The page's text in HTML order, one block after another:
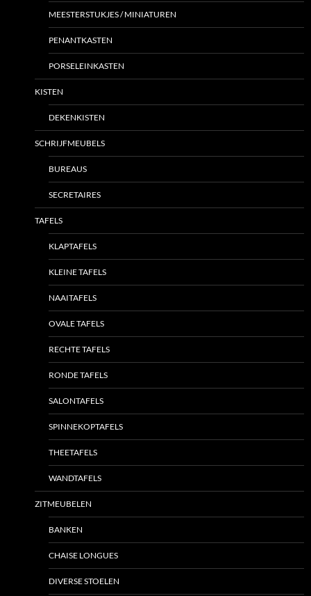
MEESTERSTUKJES / MINIATUREN
PENANTKASTEN
PORSELEINKASTEN
KISTEN
DEKENKISTEN
SCHRIJFMEUBELS
BUREAUS
SECRETAIRES
TAFELS
KLAPTAFELS
KLEINE TAFELS
NAAITAFELS
OVALE TAFELS
RECHTE TAFELS
RONDE TAFELS
SALONTAFELS
SPINNEKOPTAFELS
THEETAFELS
WANDTAFELS
ZITMEUBELEN
BANKEN
CHAISE LONGUES
DIVERSE STOELEN